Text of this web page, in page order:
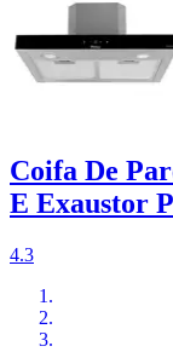
Coifa De
E Exaustor
4.3